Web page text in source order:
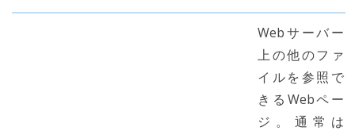
Webサーバー
上の他のファ
イルを参照で
きるWebペー
ジ。通常は